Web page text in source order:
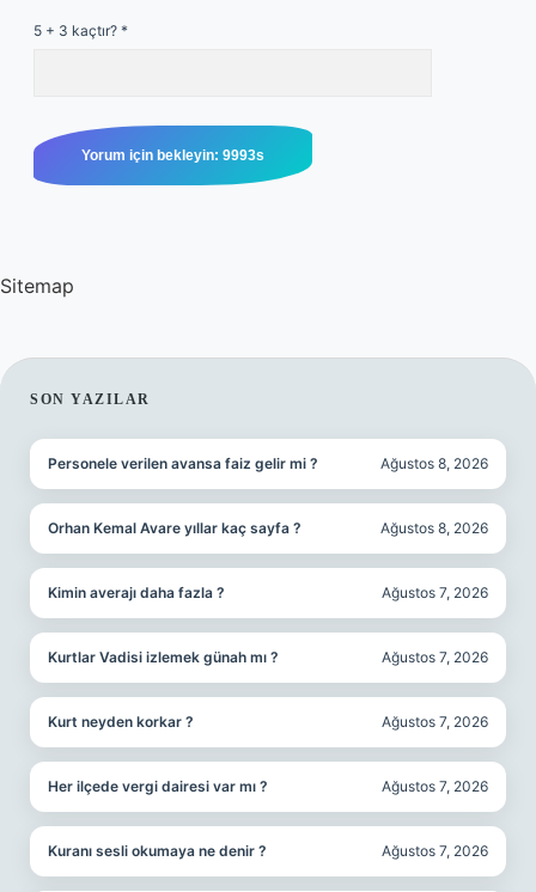
5 + 3 kaçtır? *
Sitemap
SIDEBAR
SON YAZILAR
Personele verilen avansa faiz gelir mi ? Ağustos 8, 2026
Orhan Kemal Avare yıllar kaç sayfa ? Ağustos 8, 2026
Kimin averajı daha fazla ? Ağustos 7, 2026
Kurtlar Vadisi izlemek günah mı ? Ağustos 7, 2026
Kurt neyden korkar ? Ağustos 7, 2026
Her ilçede vergi dairesi var mı ? Ağustos 7, 2026
Kuranı sesli okumaya ne denir ? Ağustos 7, 2026